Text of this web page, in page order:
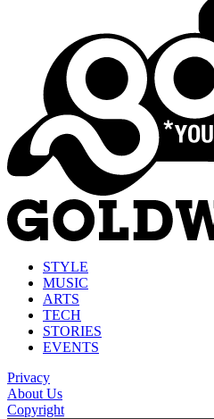
STYLE
MUSIC
ARTS
TECH
STORIES
EVENTS
Privacy
About Us
Copyright